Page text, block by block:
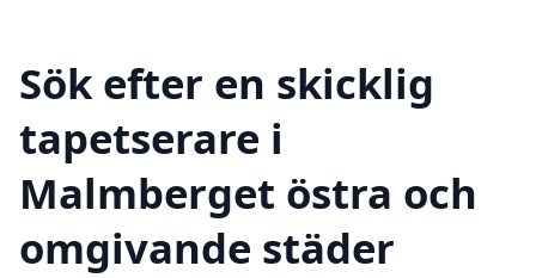
Sök efter en skicklig
tapetserare i
Malmberget östra och
omgivande städer